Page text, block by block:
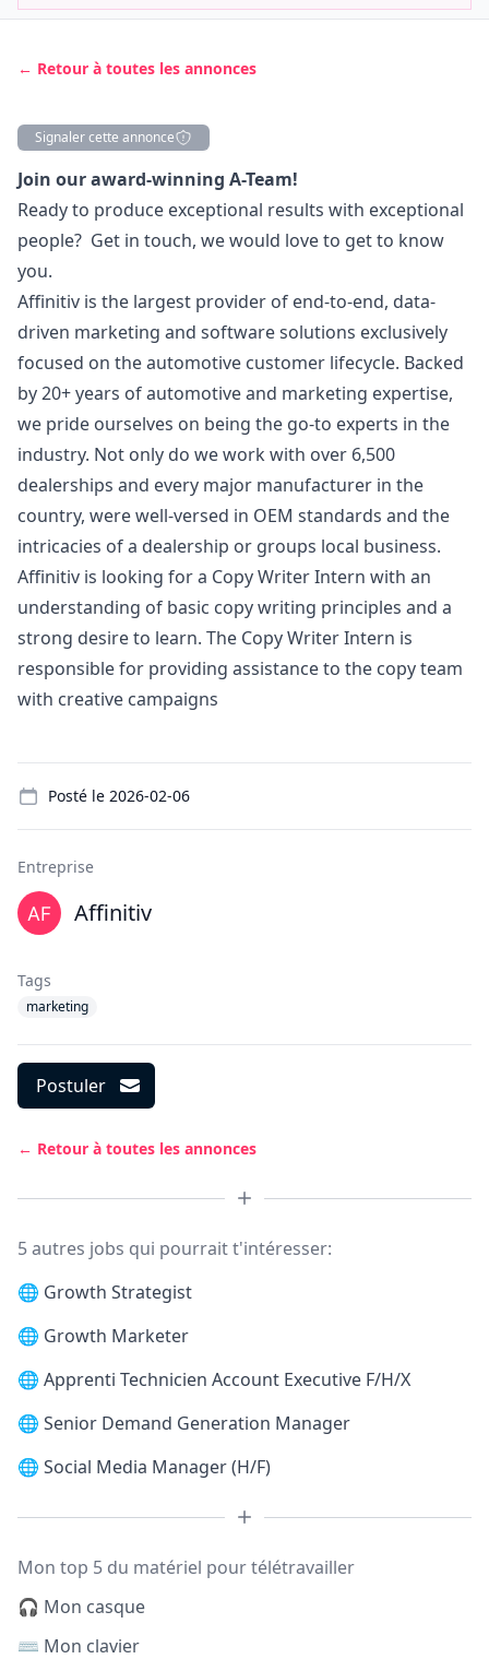
← Retour à toutes les annonces
Signaler cette annonce
Description
Join our award-winning A-Team!
Ready to produce exceptional results with exceptional
people? Get in touch, we would love to get to know
you.
Affinitiv is the largest provider of end-to-end, data-
driven marketing and software solutions exclusively
focused on the automotive customer lifecycle. Backed
by 20+ years of automotive and marketing expertise,
we pride ourselves on being the go-to experts in the
industry. Not only do we work with over 6,500
dealerships and every major manufacturer in the
country, were well-versed in OEM standards and the
intricacies of a dealership or groups local business.
Affinitiv is looking for a Copy Writer Intern with an
understanding of basic copy writing principles and a
strong desireto learn. The Copy WriterIntern is
responsible for providing assistance to the copy team
with creative campaigns
Posté le 2026-02-06
Entreprise
Affinitiv
Tags
marketing
Postuler
← Retour à toutes les annonces
5 autres jobs qui pourrait t'intéresser:
🌐 Growth Strategist
🌐 Growth Marketer
🌐 Apprenti Technicien Account Executive F/H/X
🌐 Senior Demand Generation Manager
🌐 Social Media Manager (H/F)
Mon top 5 du matériel pour télétravailler
🎧 Mon casque
⌨️ Mon clavier